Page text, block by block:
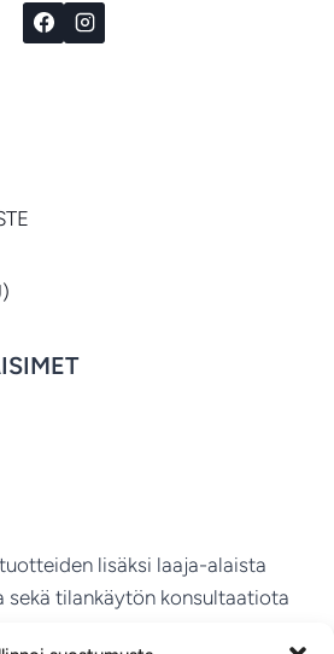
lisäksi laaja-alaista
sekä tilankäytön konsultaatiota